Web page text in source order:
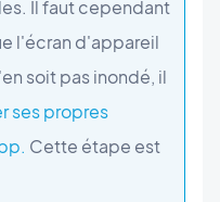
Il faut cependant
l'écran d'appareil
soit pas inondé, il
ses propres
Cette étape est